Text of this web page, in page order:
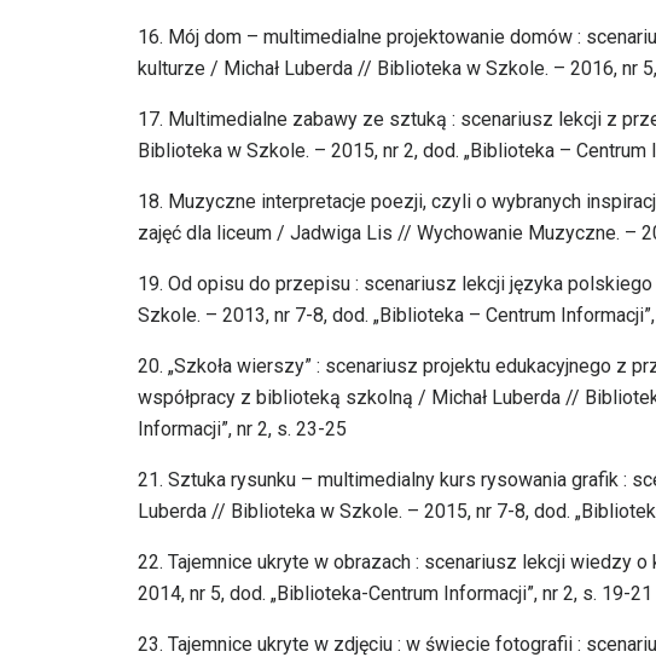
16. Mój dom – multimedialne projektowanie domów :
kulturze / Michał Luberda // Biblioteka w Szkole. – 2016, nr
17. Multimedialne zabawy ze sztuką : scenariusz lekcji z
Biblioteka w Szkole. – 2015, nr 2, dod. „Biblioteka – Centrum
18. Muzyczne interpretacje poezji, czyli o wybranych
zajęć dla liceum / Jadwiga Lis // Wychowanie Muzyczne. –
19. Od opisu do przepisu : scenariusz lekcji języka
Szkole. – 2013, nr 7-8, dod. „Biblioteka – Centrum
20. „Szkoła wierszy” : scenariusz projektu edukacyjnego z
współpracy z biblioteką szkolną / Michał Luberda //
Informacji”, nr 2, s. 23-25
21. Sztuka rysunku – multimedialny kurs rysowania grafik :
Luberda // Biblioteka w Szkole. – 2015, nr 7-8, dod.
22. Tajemnice ukryte w obrazach : scenariusz lekcji wiedzy
2014, nr 5, dod. „Biblioteka-Centrum Informacji”, nr 2, s. 19-21
23. Tajemnice ukryte w zdjęciu : w świecie fotografii :